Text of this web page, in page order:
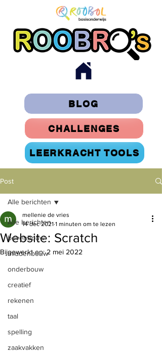
LEERKRACHT TOOLS
CHALLENGES
BLOG
Post
Alle berichten
bovenbouw
middenbouw
onderbouw
creatief
rekenen
taal
spelling
zaakvakken
Alle berichten
Website: Scratch
mellenie de vries
14 dec 2021 1 minuten om te lezen
Bijgewerkt op:2 mei 2022